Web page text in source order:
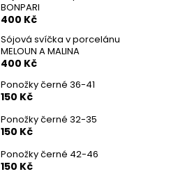
BONPARI
400 Kč
Sójová svíčka v porcelánu
MELOUN A MALINA
400 Kč
Ponožky černé 36-41
150 Kč
Ponožky černé 32-35
150 Kč
Ponožky černé 42-46
150 Kč